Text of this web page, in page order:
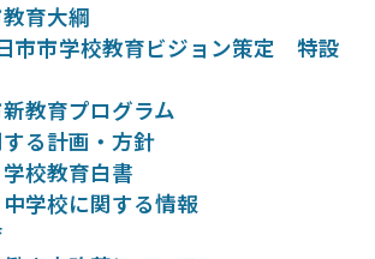
育大綱
市市学校教育ビジョン策定 特設
教育プログラム
る計画・方針
校教育白書
学校に関する情報